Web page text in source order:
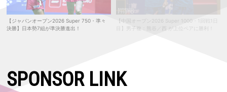
【ジャパンオープン2026 Super 750・準々
決勝】日本勢7組が準決勝進出！
【中国オープン2026 Super 1000・1回戦1日
目】男子複：熊谷／西 が上位ペアに勝利！
SPONSOR LINK